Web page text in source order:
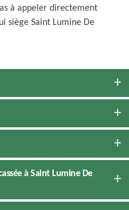
à appeler directement
siège Saint Lumine De
à Saint Lumine De